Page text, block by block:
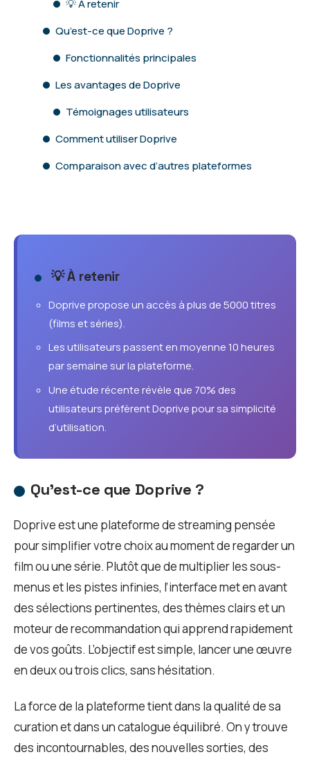
💡 À retenir
Qu’est-ce que Doprive ?
Fonctionnalités principales
Les avantages de Doprive
Témoignages utilisateurs
Comment utiliser Doprive
Comparaison avec d’autres plateformes
💡 À retenir
Doprive propose un accès à plus de 5000 titres
(films et séries).
Les utilisateurs passent en moyenne 10 heures
par semaine sur la plateforme.
Une étude récente révèle que 70% des
utilisateurs préfèrent Doprive pour sa simplicité
d’utilisation.
Qu’est-ce que Doprive ?
Doprive est une plateforme de streaming pensée
pour simplifier votre choix au moment de regarder un
film ou une série. Plutôt que de multiplier les sous-
menus et les pistes infinies, l’interface met en avant
des sélections pertinentes, des thèmes clairs et un
moteur de recommandation qui apprend rapidement
de vos goûts. L’objectif est simple, lancer une œuvre
en deux ou trois clics, sans hésitation.
La force de la plateforme tient dans la qualité de sa
curation et dans un catalogue équilibré. On y trouve
des incontournables, des nouvelles sorties, des